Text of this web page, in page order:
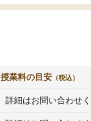
授業料の目安 （税込）
詳細はお問い合わせ